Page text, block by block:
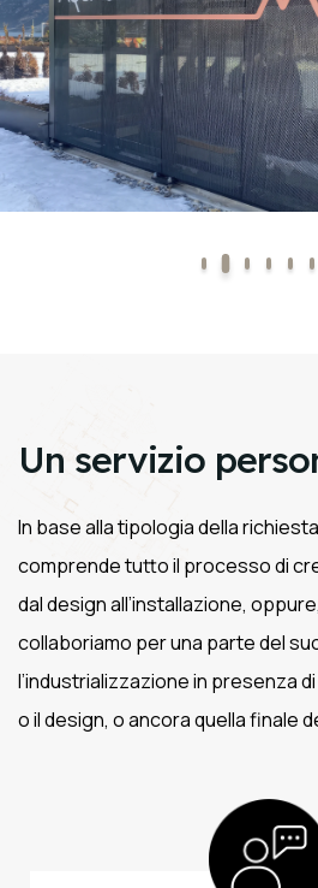
Un servizio
In base alla tipologia della
comprende tutto il processo di
dal design all’installazione,
collaboriamo per una parte del
l’industrializzazione in presenza
o il design, o ancora quella finale